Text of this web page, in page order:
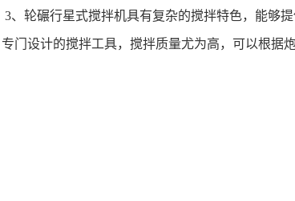
3、轮碾行星式搅拌机具有复杂的搅拌特色，能够
门设计的搅拌工具，搅拌质量尤为高，可以根据